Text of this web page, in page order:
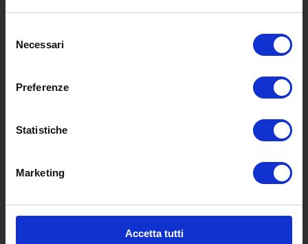
delNecessari
Preferenze
Statistiche
Marketing
Accetta tutti
Chi siamo
Servizi
Blog
Promozioni